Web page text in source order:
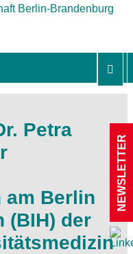
Petra
am Berlin
(BIH) der
NEWSLETTER